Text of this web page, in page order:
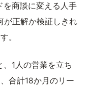
を商談に変える人手
が正解か検証しきれ
。
1人の営業を立ち
合計18か月のリー